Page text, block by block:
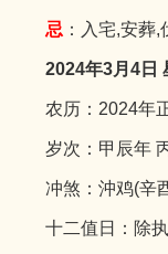
忌 ：入宅,安葬
2024年3月4日
农历：2024年正
岁次：甲辰年 丙
冲煞：沖鸡(辛
十二值日：除